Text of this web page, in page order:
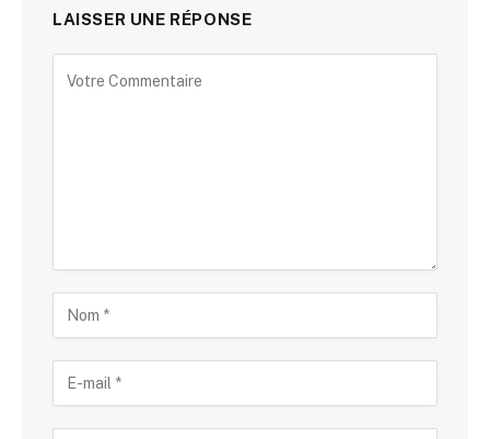
LAISSER UNE RÉPONSE